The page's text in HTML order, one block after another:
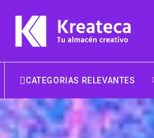
CATEGORIAS RELEVANTES